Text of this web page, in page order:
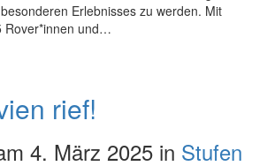
Erlebnisses zu werden. Mit
Rover*innen und…
rief!
4. März 2025 in Stufen